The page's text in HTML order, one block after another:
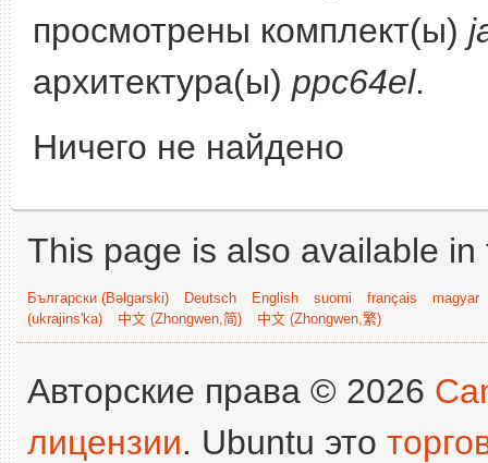
просмотрены комплект(ы)
архитектура(ы) ppc64el.
Ничего не найдено
This page is also available
Български (Bəlgarski) Deutsch English suomi français
magyar
(ukrajins'ka)
中文 (Zhongwen,简) 中文 (Zhongwen,繁)
Авторские права © 2026
лицензии. Ubuntu это